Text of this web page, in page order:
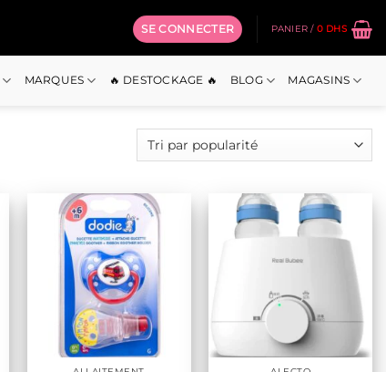
SE CONNECTER PANIER / 0 DHS
MARQUES 🔥 DESTOCKAGE 🔥 BLOG MAGASINS